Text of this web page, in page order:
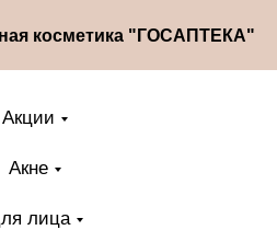
косметика "ГОСАПТЕКА"
Акции
Акне
лица